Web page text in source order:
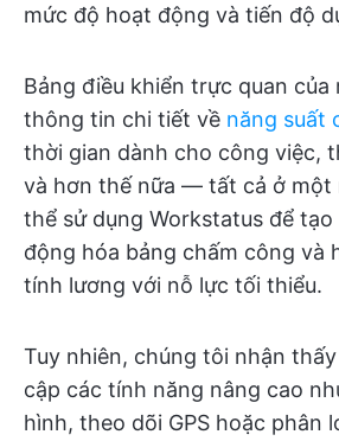
mức độ hoạt động và tiến độ
Bảng điều khiển trực quan của
thông tin chi tiết về năng suất
thời gian dành cho công việc,
và hơn thế nữa — tất cả ở một
thể sử dụng Workstatus để
động hóa bảng chấm công và
tính lương với nỗ lực tối thiểu.
Tuy nhiên, chúng tôi nhận
cập các tính năng nâng cao
hình, theo dõi GPS hoặc phân